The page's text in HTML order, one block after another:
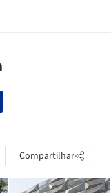
Compartilhar